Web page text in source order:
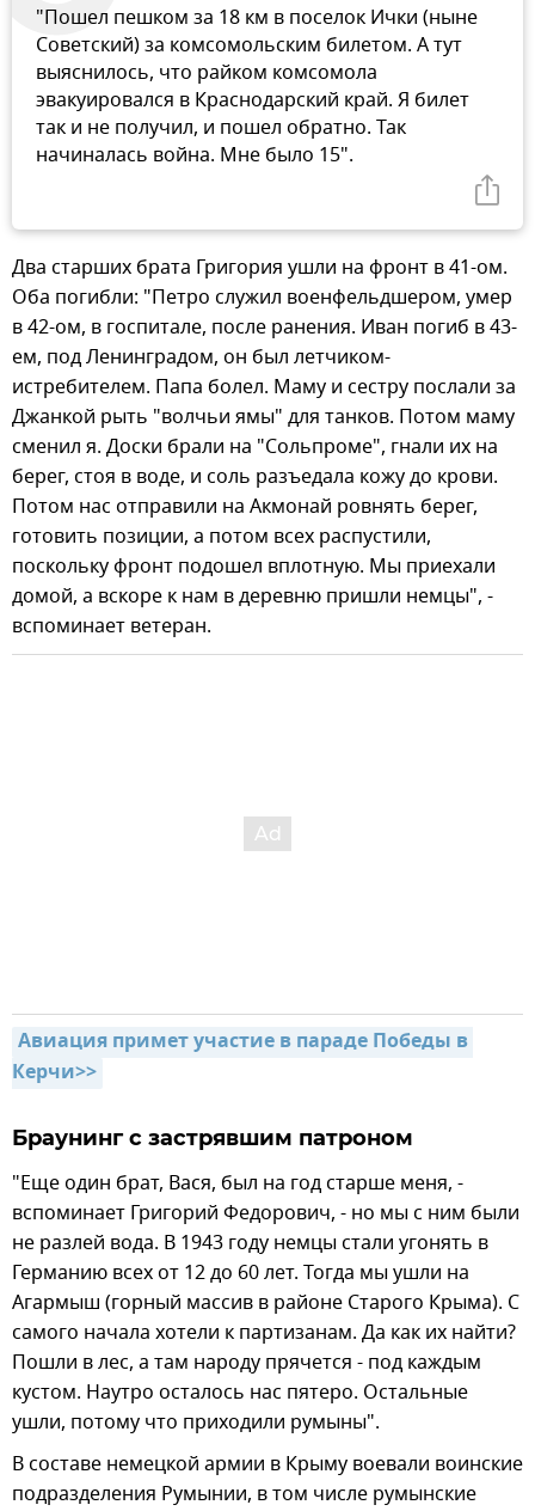
"Пошел пешком за 18 км в поселок Ички (ныне
Советский) за комсомольским билетом. А тут
выяснилось, что райком комсомола
эвакуировался в Краснодарский край. Я билет
так и не получил, и пошел обратно. Так
начиналась война. Мне было 15".
Два старших брата Григория ушли на фронт в 41-ом.
Оба погибли: "Петро служил военфельдшером, умер
в 42-ом, в госпитале, после ранения. Иван погиб в 43-
ем, под Ленинградом, он был летчиком-
истребителем. Папа болел. Маму и сестру послали за
Джанкой рыть "волчьи ямы" для танков. Потом маму
сменил я. Доски брали на "Сольпроме", гнали их на
берег, стоя в воде, и соль разъедала кожу до крови.
Потом нас отправили на Акмонай ровнять берег,
готовить позиции, а потом всех распустили,
поскольку фронт подошел вплотную. Мы приехали
домой, а вскоре к нам в деревню пришли немцы", -
вспоминает ветеран.
Авиация примет участие в параде Победы в
Керчи>>
Браунинг с застрявшим патроном
"Еще один брат, Вася, был на год старше меня, -
вспоминает Григорий Федорович, - но мы с ним были
не разлей вода. В 1943 году немцы стали угонять в
Германию всех от 12 до 60 лет. Тогда мы ушли на
Агармыш (горный массив в районе Старого Крыма). С
самого начала хотели к партизанам. Да как их найти?
Пошли в лес, а там народу прячется - под каждым
кустом. Наутро осталось нас пятеро. Остальные
ушли, потому что приходили румыны".
В составе немецкой армии в Крыму воевали воинские
подразделения Румынии, в том числе румынские